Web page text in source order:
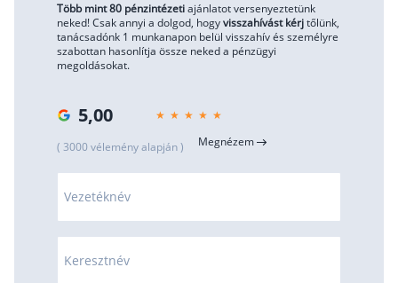
Több mint 80 pénzintézetiajánlatot versenyeztetünk
neked! Csak annyi a dolgod, hogyvisszahívást kérjtőlünk,
tanácsadónk 1 munkanapon belül visszahív és személyre
szabottan hasonlítja össze neked a pénzügyi
megoldásokat.
5,00
( 3000 vélemény alapján ) Megnézem
Vezetéknév
Keresztnév